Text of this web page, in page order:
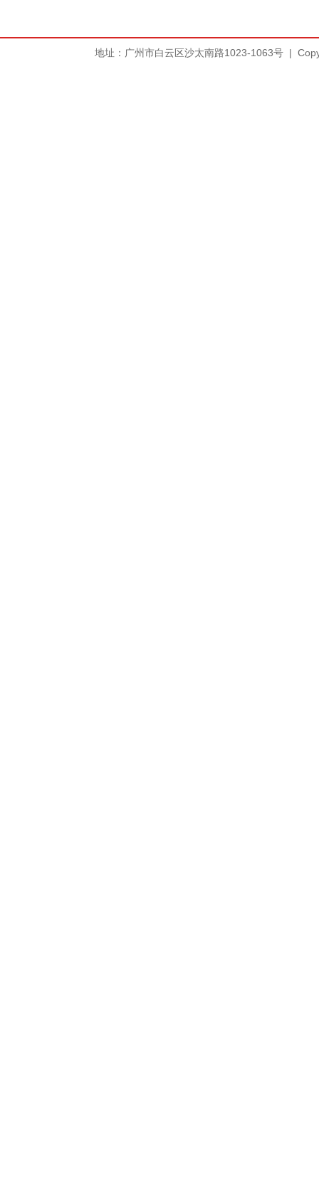
地址：广州市白云区沙太南路1023-1063号 |